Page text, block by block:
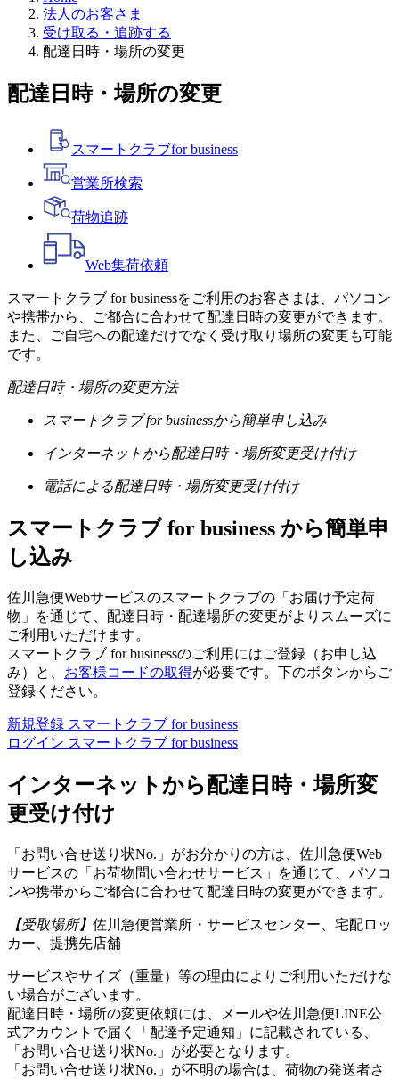
法人のお客さま
受け取る・追跡する
配達日時・場所の変更
配達日時・場所の変更
スマートクラブfor business
営業所検索
荷物追跡
Web集荷依頼
スマートクラブ for businessをご利用のお客さまは、パソコン
や携帯から、ご都合に合わせて配達日時の変更ができます。
また、ご自宅への配達だけでなく受け取り場所の変更も可能
です。
配達日時・場所の変更方法
スマートクラブ for businessから簡単申し込み
インターネットから配達日時・場所変更受け付け
電話による配達日時・場所変更受け付け
スマートクラブ for business から簡単申
し込み
佐川急便Webサービスのスマートクラブの「お届け予定荷
物」を通じて、配達日時・配達場所の変更がよりスムーズに
ご利用いただけます。
スマートクラブ for businessのご利用にはご登録（お申し込
み）と、 お客様コードの取得が必要です。下のボタンからご
登録ください。
新規登録 スマートクラブ for business
ログイン スマートクラブ for business
インターネットから配達日時・場所変
更受け付け
「お問い合せ送り状No.」がお分かりの方は、佐川急便Web
サービスの「お荷物問い合わせサービス」を通じて、パソコ
ンや携帯からご都合に合わせて配達日時の変更ができます。
【受取場所】 佐川急便営業所・サービスセンター、宅配ロッ
カー、提携先店舗
サービスやサイズ（重量）等の理由によりご利用いただけな
い場合がございます。
配達日時・場所の変更依頼には、メールや佐川急便LINE公
式アカウントで届く「配達予定通知」に記載されている、
「お問い合せ送り状No.」が必要となります。
「お問い合せ送り状No.」が不明の場合は、荷物の発送者さ